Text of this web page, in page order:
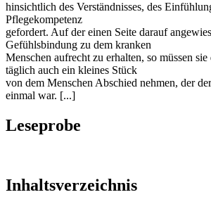
hinsichtlich des Verständnisses, des
Pflegekompetenz
gefordert. Auf der einen Seite darauf
Gefühlsbindung zu dem kranken
Menschen aufrecht zu erhalten, so müssen sie
täglich auch ein kleines Stück
von dem Menschen Abschied nehmen, der
einmal war. [...]
Leseprobe
Inhaltsverzeichnis